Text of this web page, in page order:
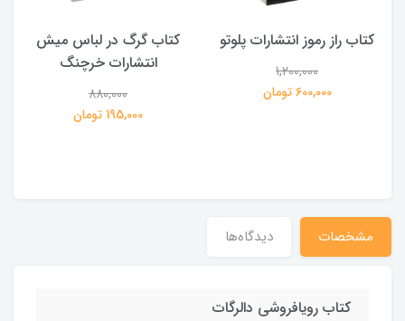
کتاب راز رموز انتشارات پلوتو
1,200,000
600,000 تومان
کتاب گرگ در لباس میش
انتشارات خرچنگ
880,000
195,000 تومان
مشخصات دیدگاه‌ها
کتاب رویافروشی دالرگات